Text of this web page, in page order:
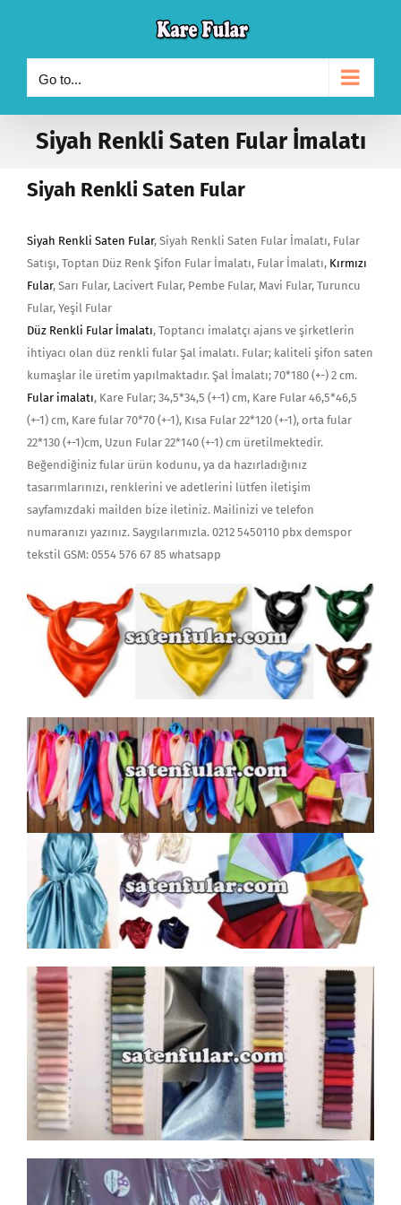
content
Go to...
Siyah Renkli Saten Fular İmalatı
Siyah Renkli Saten Fular
Siyah Renkli Saten Fular, Siyah Renkli Saten Fular İmalatı, Fular
Satışı, Toptan Düz Renk Şifon Fular İmalatı, Fular İmalatı, Kırmızı
Fular, Sarı Fular, Lacivert Fular, Pembe Fular, Mavi Fular, Turuncu
Fular, Yeşil Fular
Düz Renkli Fular İmalatı, Toptancı imalatçı ajans ve şirketlerin
ihtiyacı olan düz renkli fular Şal imalatı. Fular; kaliteli şifon saten
kumaşlar ile üretim yapılmaktadır. Şal İmalatı; 70*180 (+-) 2 cm.
Fular imalatı, Kare Fular; 34,5*34,5 (+-1) cm, Kare Fular 46,5*46,5
(+-1) cm, Kare fular 70*70 (+-1), Kısa Fular 22*120 (+-1), orta fular
22*130 (+-1)cm, Uzun Fular 22*140 (+-1) cm üretilmektedir.
Beğendiğiniz fular ürün kodunu, ya da hazırladığınız
tasarımlarınızı, renklerini ve adetlerini lütfen iletişim
sayfamızdaki mailden bize iletiniz. Mailinizi ve telefon
numaranızı yazınız. Saygılarımızla. 0212 5450110 pbx demspor
tekstil GSM: 0554 576 67 85 whatsapp